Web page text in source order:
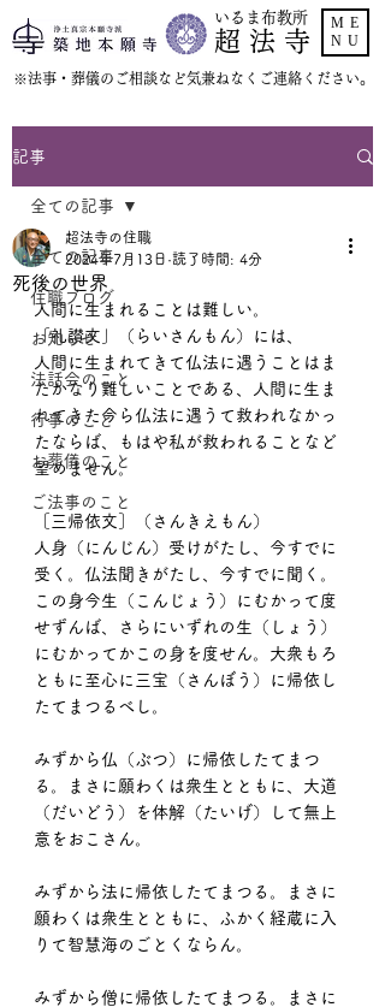
いるま布教所
超 法 寺
​※法事・葬儀のご相談など気兼ねなくご連絡ください。
ME
NU
記事
全ての記事
住職ブログ
お知らせ
法話会のこと
行事のこと
お葬儀のこと
ご法事のこと
全ての記事
死後の世界
超法寺の住職
2024年7月13日 読了時間: 4分
人間に生まれることは難しい。
「礼讃文」（らいさんもん）には、
人間に生まれてきて仏法に遇うことはま
たかなり難しいことである、人間に生ま
れてきた今ら仏法に遇うて救われなかっ
たならば、もはや私が救われることなど
望めません。
［三帰依文］（さんきえもん）
人身（にんじん）受けがたし、今すでに
受く。仏法聞きがたし、今すでに聞く。
この身今生（こんじょう）にむかって度
せずんば、さらにいずれの生（しょう）
にむかってかこの身を度せん。大衆もろ
ともに至心に三宝（さんぼう）に帰依し
たてまつるべし。
みずから仏（ぶつ）に帰依したてまつ
る。まさに願わくは衆生とともに、大道
（だいどう）を体解（たいげ）して無上
意をおこさん。
みずから法に帰依したてまつる。まさに
願わくは衆生とともに、ふかく経蔵に入
りて智慧海のごとくならん。
みずから僧に帰依したてまつる。まさに